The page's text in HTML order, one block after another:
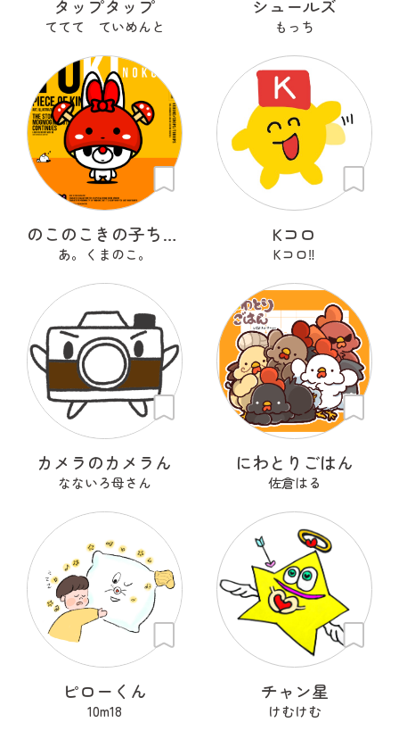
タップタップ
ててて ていめんと
シュールズ
もっち
のこのこきの子ちゃん
あ。くまのこ。
Kコロ
Kコロ‼︎
カメラのカメラん
なないろ母さん
にわとりごはん
佐倉はる
ピローくん
10m18
チャン星
けむけむ